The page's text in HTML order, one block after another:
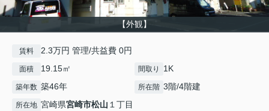
【外観】
賃料 2.3万円 管理/共益費 0円
面積 19.15㎡ 間取り 1K
築年数 築46年 所在階 3階/4階建
所在地 宮崎県宮崎市松山 １丁目